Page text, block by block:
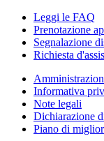
Leggi le FAQ
Prenotazione
Segnalazione
Richiesta
Informativa
Note legali
Dichiarazione
Piano di